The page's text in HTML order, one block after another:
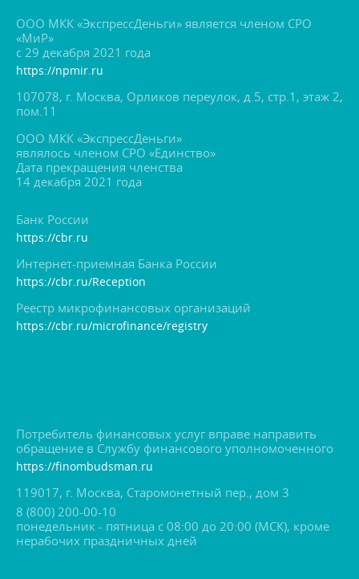
ООО МКК «ЭкспрессДеньги» является членом СРО
«МиР»
с 29 декабря 2021 года
https://npmir.ru
107078, г. Москва, Орликов переулок, д.5, стр.1, этаж 2,
пом.11
ООО МКК «ЭкспрессДеньги»
являлось членом СРО «Единство»
Дата прекращения членства
14 декабря 2021 года
Банк России
https://cbr.ru
Интернет-приемная Банка России
https://cbr.ru/Reception
Реестр микрофинансовых организаций
https://cbr.ru/microfinance/registry
Потребитель финансовых услуг вправе направить
обращение в Службу финансового уполномоченного
https://finombudsman.ru
119017, г. Москва, Старомонетный пер., дом 3
8 (800) 200-00-10
понедельник - пятница с 08:00 до 20:00 (МСК), кроме
нерабочих праздничных дней